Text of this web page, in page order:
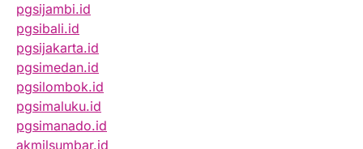
pgsijambi.id
pgsibali.id
pgsijakarta.id
pgsimedan.id
pgsilombok.id
pgsimaluku.id
pgsimanado.id
akmilsumbar.id